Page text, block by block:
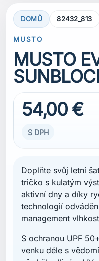
DOMŮ 82432_813
MUSTO
MUSTO
54,00 €
S DPH
Doplňte svůj letní
tričko s kulatým
aktivní dny a díky
technologií
management
S ochranou UPF
venku déle s